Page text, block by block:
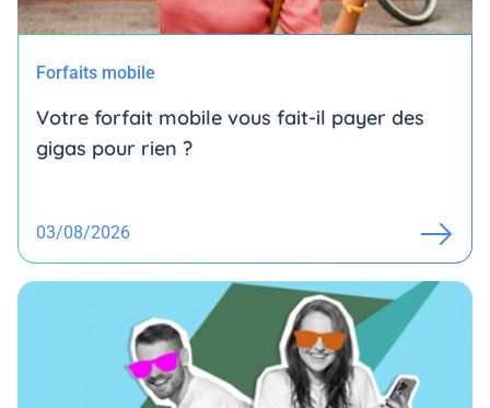
Forfaits mobile
Votre forfait mobile vous fait-il payer des
gigas pour rien ?
03/08/2026